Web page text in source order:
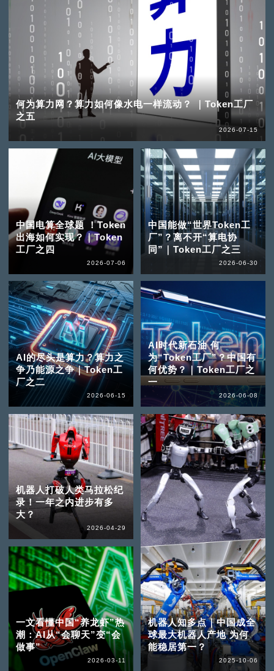
何为算力网？算力如何像水电一样流动？ ｜Token工厂
之五
2026-07-15
中国电算全球题 ！Token
出海如何实现？｜Token
工厂之四
2026-07-06
中国能做“世界Token工
厂”？离不开“算电协
同”｜Token工厂之三
2026-06-30
AI的尽头是算力？算力之
争乃能源之争｜Token工
厂之二
2026-06-15
AI时代新石油 何
为“Token工厂”？中国有
何优势？｜Token工厂之
一
2026-06-08
机器人打破人类马拉松纪
录！一年之内进步有多
大？
2026-04-29
一文看懂中国“养龙虾”热
潮：AI从“会聊天”变“会
做事”
2026-03-11
机器人知多点｜中国成全
球最大机器人产地 为何
能稳居第一？
2025-10-06